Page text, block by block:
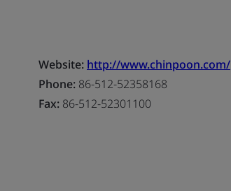
Website: http://www.chinpoon.com/
Phone: 86-512-52358168
Fax: 86-512-52301100